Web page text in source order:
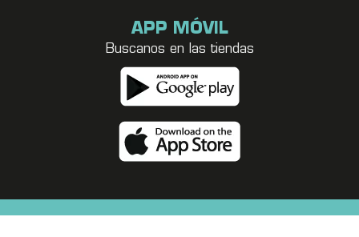
APP MÓVIL
Buscanos en las tiendas